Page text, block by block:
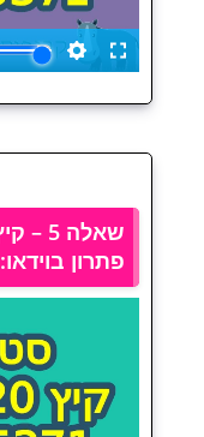
פתרון בוידאו: